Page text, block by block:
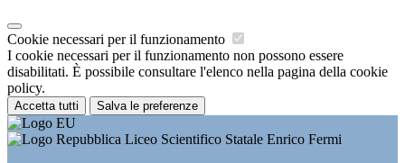
Cookie necessari per il funzionamento
I cookie necessari per il funzionamento non possono essere
disabilitati. È possibile consultare l'elenco nella pagina della cookie
policy.
Accetta tutti Salva le preferenze
Liceo Scientifico Statale Enrico Fermi